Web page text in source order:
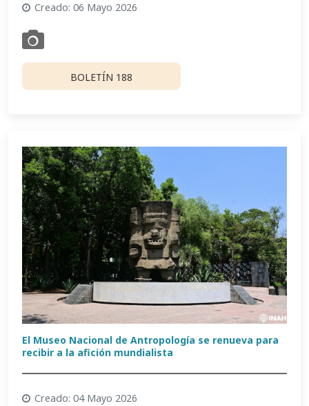
Creado: 06 Mayo 2026
BOLETÍN 188
El Museo Nacional de Antropología se renueva para
recibir a la afición mundialista
Creado: 04 Mayo 2026